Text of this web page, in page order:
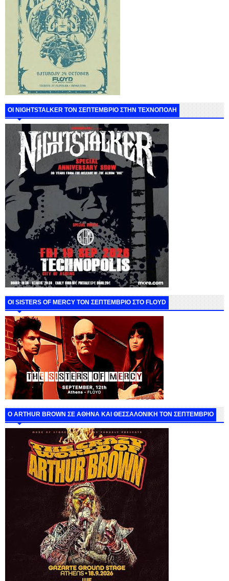
ΟΙ NIGHTSTALKER ΤΟΝ ΣΕΠΤΕΜΒΡΙΟ ΣΤΗΝ ΤΕΧΝΟΠΟΛΗ
ΟΙ SISTERS OF MERCY ΤΟΝ ΣΕΠΤΕΜΒΡΙΟ ΣΤΟ FLOYD
O ARTHUR BROWN ΣΕ ΑΘΗΝΑ ΚΑΙ ΘΕΣΣΑΛΟΝΙΚΗ ΤΟΝ ΣΕΠΤΕΜΒΡΙΟ